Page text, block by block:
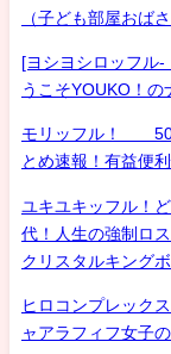
（子ども部屋おば
[ヨシヨシロッフル
うこそYOUKO！の
モリッフル！ 50
とめ速報！有益便
ユキユキッフル！
代！人生の強制ロ
クリスタルキング
ヒロコンプレック
ャアラフィフ女子